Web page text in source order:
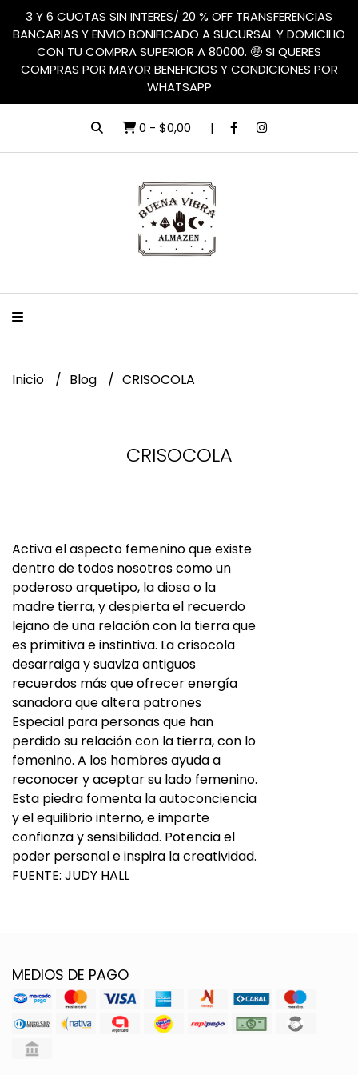
3 Y 6 CUOTAS SIN INTERES/ 20 % OFF TRANSFERENCIAS
BANCARIAS Y ENVIO BONIFICADO A SUCURSAL Y DOMICILIO
CON TU COMPRA SUPERIOR A 80000. 🤑 SI QUERES
COMPRAS POR MAYOR BENEFICIOS Y CONDICIONES POR
WHATSAPP
0 - $0,00
Inicio Blog CRISOCOLA
CRISOCOLA
Activa el aspecto femenino que existe
dentro de todos nosotros como un
poderoso arquetipo, la diosa o la
madre tierra, y despierta el recuerdo
lejano de una relación con la tierra que
es primitiva e instintiva. La crisocola
desarraiga y suaviza antiguos
recuerdos más que ofrecer energía
sanadora que altera patrones
Especial para personas que han
perdido su relación con la tierra, con lo
femenino. A los hombres ayuda a
reconocer y aceptar su lado femenino.
Esta piedra fomenta la autoconciencia
y el equilibrio interno, e imparte
confianza y sensibilidad. Potencia el
poder personal e inspira la creatividad.
FUENTE: JUDY HALL
MEDIOS DE PAGO